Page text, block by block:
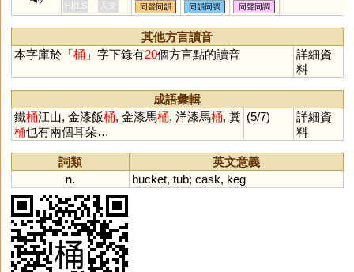
HKLS 人文 同聲同韻 同韻同調 同聲同調
其他方言讀音
本字庫於「桶 」字下錄有20個方言點的讀音
詳細資
料
成語彙輯
鐵桶江山, 金漆飯桶, 金漆馬桶, 洋漆馬桶, 糞
桶也有兩個耳朵…
(5/7)
詳細資
料
詞類
英文意義
n.
bucket, tub; cask, keg